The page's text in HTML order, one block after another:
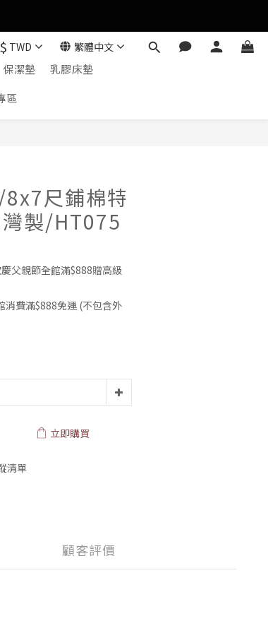
$ TWD 繁體中文
保潔墊
乳膠床墊
區
尺鋪棉特
製/HT075
父親節全館滿$888贈高級
消費滿$888免運 (不包含外
立即購買
清單
顧客評價